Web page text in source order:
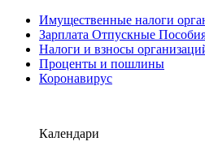
Имущественные налоги
Зарплата Отпускные
Налоги и взносы
Проценты и пошлины
Коронавирус
Календари